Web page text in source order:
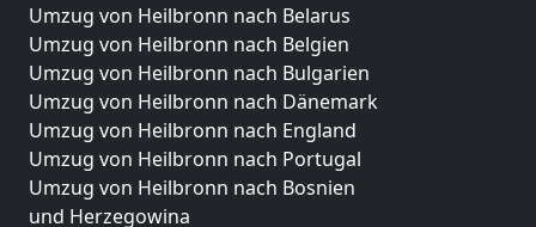
Umzug von Heilbronn nach Belarus
Umzug von Heilbronn nach Belgien
Umzug von Heilbronn nach Bulgarien
Umzug von Heilbronn nach Dänemark
Umzug von Heilbronn nach England
Umzug von Heilbronn nach Portugal
Umzug von Heilbronn nach Bosnien
und Herzegowina